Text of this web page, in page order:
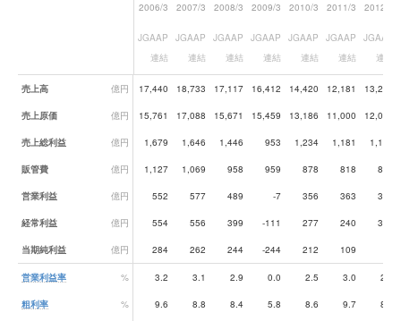
業績データ一覧
2006/3 2007/3 2008/3 2009/3 2010/3 2011/3 2012/3
JGAAP
連結
JGAAP
連結
JGAAP
連結
JGAAP
連結
JGAAP
連結
JGAAP
連結
JGAAP
連結
売上高 億円 17,440 18,733 17,117 16,412 14,420 12,181 13,235
売上原価 億円 15,761 17,088 15,671 15,459 13,186 11,000 12,060
売上総利益 億円 1,679 1,646 1,446 953 1,234 1,181 1,175
販管費 億円 1,127 1,069 958 959 878 818 810
営業利益 億円 552 577 489 -7 356 363 365
経常利益 億円 554 556 399 -111 277 240 302
当期純利益 億円 284 262 244 -244 212 109
営業利益率 % 3.2 3.1 2.9 0.0 2.5 3.0 2.8
粗利率 % 9.6 8.8 8.4 5.8 8.6 9.7 8.9